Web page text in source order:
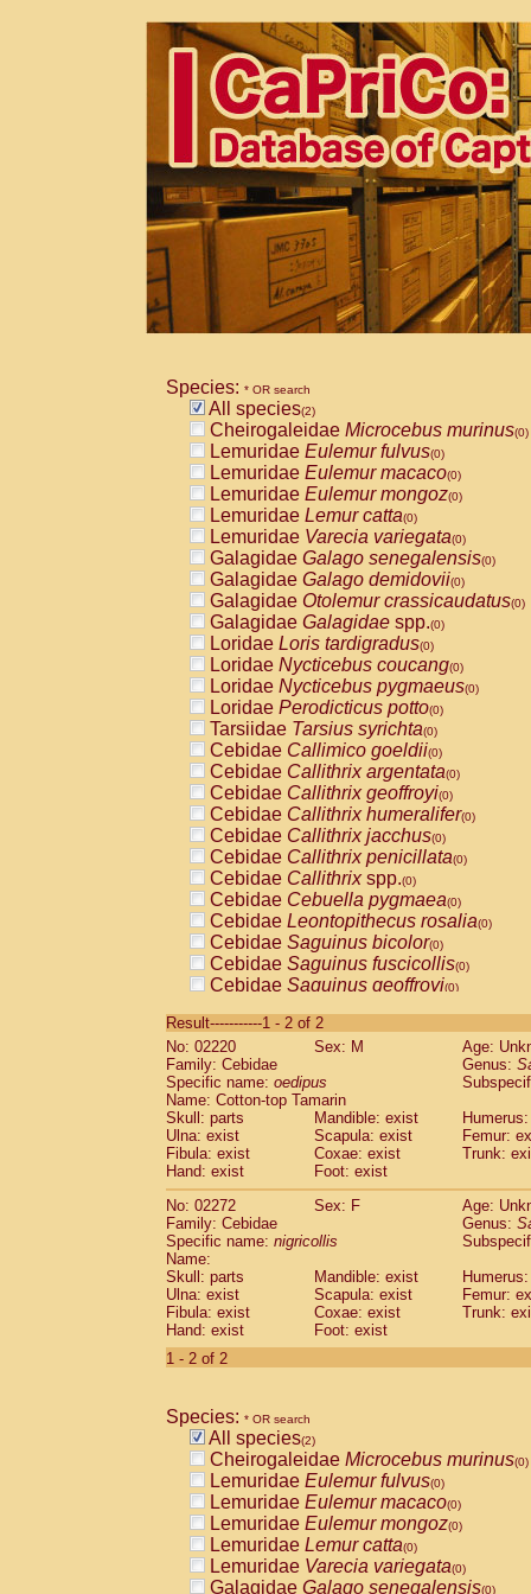
Species: * OR search
All species(2)
Cheirogaleidae Microcebus murinus(0)
Lemuridae Eulemur fulvus(0)
Lemuridae Eulemur macaco(0)
Lemuridae Eulemur mongoz(0)
Lemuridae Lemur catta(0)
Lemuridae Varecia variegata(0)
Galagidae Galago senegalensis(0)
Galagidae Galago demidovii(0)
Galagidae Otolemur crassicaudatus(0)
Galagidae Galagidae spp.(0)
Loridae Loris tardigradus(0)
Loridae Nycticebus coucang(0)
Loridae Nycticebus pygmaeus(0)
Loridae Perodicticus potto(0)
Tarsiidae Tarsius syrichta(0)
Cebidae Callimico goeldii(0)
Cebidae Callithrix argentata(0)
Cebidae Callithrix geoffroyi(0)
Cebidae Callithrix humeralifer(0)
Cebidae Callithrix jacchus(0)
Cebidae Callithrix penicillata(0)
Cebidae Callithrixspp.(0)
Cebidae Cebuella pygmaea(0)
Cebidae Leontopithecus rosalia(0)
Cebidae Saguinus bicolor(0)
Cebidae Saguinus fuscicollis(0)
Cebidae Saguinus geoffroyi(0)
CebidaeSaguinus labiatus(0)
Cebidae Saguinus leucopus (0)
Cebidae
CebidaeSaguinus mystax
Cebidae Saguinus nigricollis (1)
Cebidae Saguinus oedipus
Cebidae Saguinus weddelli
Cebidae Saguinusspp.
Cebidae Aotus trivirgatus
Cebidae
CebidaeCebus apella
Cebidae
Cebidae Cebus nigrivittatus
Cebidae Cebusspp.(0)
Cebidae Saimiri boliviensis
CebidaeSaimiri sciureus(0)
AtelidaeAlouatta caraya(0)
Atelidae Alouatta seniculus
AtelidaeAlouatta
AtelidaeAteles belzebuth(0)
AtelidaeAteles geoffroyi(0)
AtelidaeAteles paniscus(0)
AtelidaeAtelesspp. (0)
AtelidaeLagothrix lagothricha
AtelidaeLagothrix lagothricha cana
PitheciidaeCacajao calvus
Result-----------1 - 2 of 2
No: 02220
Sex: M
Age:
Family: Cebidae
Genus:
Specific name: oedipus
Name: Cotton-top Tamarin
Skull: parts
Mandible: exist
Ulna: exist
Scapula: exist
Femur:
Fibula: exist
Coxae: exist
Trunk:
Hand: exist
Foot: exist
No: 02272
Sex: F
Age:
Family: Cebidae
Genus:
Specific name: nigricollis
Name:
Skull: parts
Mandible: exist
Ulna: exist
Scapula: exist
Femur:
Fibula: exist
Coxae: exist
Trunk:
Hand: exist
Foot: exist
1 - 2 of 2
Species: * OR search
All species(2)
Cheirogaleidae Microcebus murinus(0)
Lemuridae Eulemur fulvus(0)
Lemuridae Eulemur macaco(0)
Lemuridae Eulemur mongoz(0)
Lemuridae Lemur catta(0)
Lemuridae Varecia variegata(0)
Galagidae Galago senegalensis(0)